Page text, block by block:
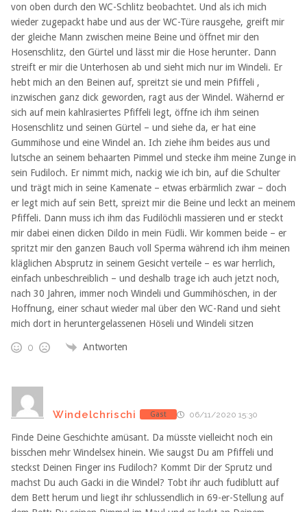
von oben durch den WC-Schlitz beobachtet. Und als ich mich
wieder zugepackt habe und aus der WC-Türe rausgehe, greift mir
der gleiche Mann zwischen meine Beine und öffnet mir den
Hosenschlitz, den Gürtel und lässt mir die Hose herunter. Dann
streift er mir die Unterhosen ab und sieht mich nur im Windeli. Er
hebt mich an den Beinen auf, spreitzt sie und mein Pfiffeli ,
inzwischen ganz dick geworden, ragt aus der Windel. Wähernd er
sich auf mein kahlrasiertes Pfiffeli legt, öffne ich ihm seinen
Hosenschlitz und seinen Gürtel – und siehe da, er hat eine
Gummihose und eine Windel an. Ich ziehe ihm beides aus und
lutsche an seinem behaarten Pimmel und stecke ihm meine Zunge in
sein Fudiloch. Er nimmt mich, nackig wie ich bin, auf die Schulter
und trägt mich in seine Kamenate – etwas erbärmlich zwar – doch
er legt mich auf sein Bett, spreizt mir die Beine und leckt an meinem
Pfiffeli. Dann muss ich ihm das Fudilöchli massieren und er steckt
mir dabei einen dicken Dildo in mein Füdli. Wir kommen beide – er
spritzt mir den ganzen Bauch voll Sperma während ich ihm meinen
kläglichen Absprutz in seinem Gesicht verteile – es war herrlich,
einfach unbeschreiblich – und deshalb trage ich auch jetzt noch,
nach 30 Jahren, immer noch Windeli und Gummihöschen, in der
Hoffnung, einer schaut wieder mal über den WC-Rand und sieht
mich dort in heruntergelassenen Höseli und Windeli sitzen
0 Antworten
Windelchrischi Gast 06/11/2020 15:30
Finde Deine Geschichte amüsant. Da müsste vielleicht noch ein
bisschen mehr Windelsex hinein. Wie saugst Du am Pfiffeli und
steckst Deinen Finger ins Fudiloch? Kommt Dir der Sprutz und
machst Du auch Gacki in die Windel? Tobt ihr auch fudiblutt auf
dem Bett herum und liegt ihr schlussendlich in 69-er-Stellung auf